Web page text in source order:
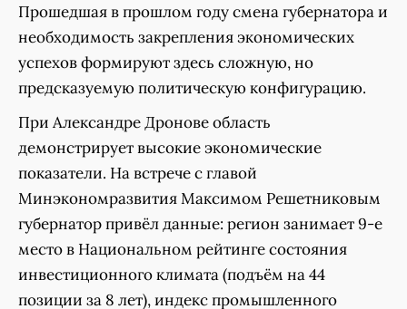
Прошедшая в прошлом году смена губернатора и
необходимость закрепления экономических
успехов формируют здесь сложную, но
предсказуемую политическую конфигурацию.
При Александре Дронове область
демонстрирует высокие экономические
показатели. На встрече с главой
Минэкономразвития Максимом Решетниковым
губернатор привёл данные: регион занимает 9-е
место в Национальном рейтинге состояния
инвестиционного климата (подъём на 44
позиции за 8 лет), индекс промышленного